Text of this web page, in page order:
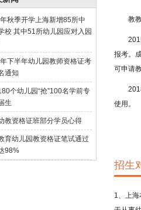
秋季开学上海新增85所中
校 其中51所幼儿园应对入园
下半年幼儿园教师资格证考
通知
个幼儿园“抢”100名学前专
生
教资格证班部分学员心得
育幼儿园教资格证笔试通过
98%
教教
2015
报考。
可申请
2018
使用。
招生
1、上